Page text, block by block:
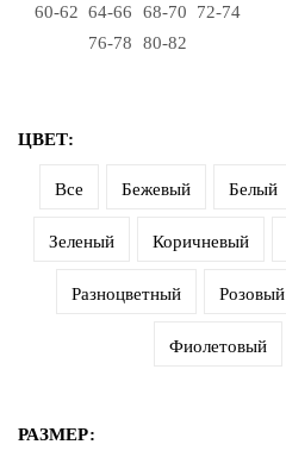
Туники
Юбки
Одежда
украшения
60-62 64-66 68-70
72-74
76-78
80-82
ЦВЕТ:
Все Бежевый Белый
Зеленый Коричневый
Разноцветный Розовый
Фиолетовый
РАЗМЕР: